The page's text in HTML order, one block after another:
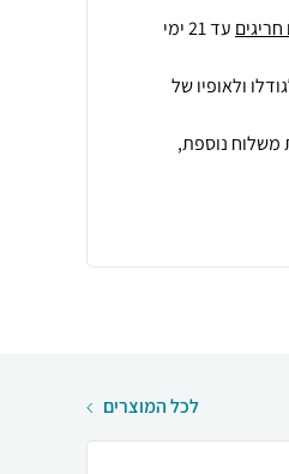
חריגים
עד 21 ימי
ולאופיו של
משלוח נוספת,
לכל המוצרים